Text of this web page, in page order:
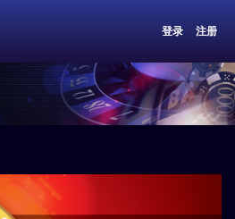
登录 注册